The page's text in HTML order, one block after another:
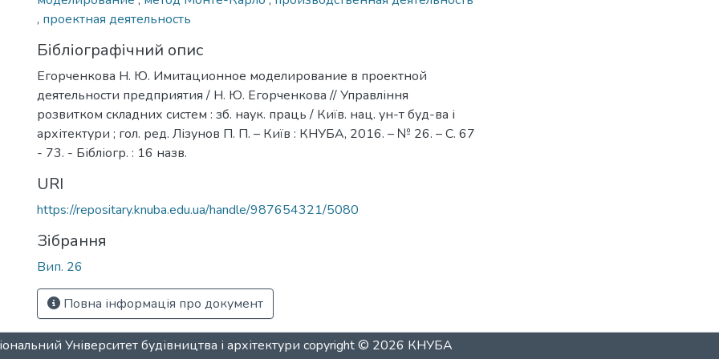
, проектная деятельность
Бібліографічний опис
Егорченкова Н. Ю. Имитационное моделирование в проектной
деятельности предприятия / Н. Ю. Егорченкова // Управління
розвитком складних систем : зб. наук. праць / Київ. нац. ун-т буд-ва і
архітектури ; гол. ред. Лізунов П. П. – Київ : КНУБА, 2016. – № 26. – С. 67
- 73. - Бібліогр. : 16 назв.
URI
https://repositary.knuba.edu.ua/handle/987654321/5080
Зібрання
Вип. 26
Повна інформація про документ
Університет будівництва і архітектури copyright © 2026 КНУБА